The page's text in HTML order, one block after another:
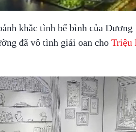
khắc tình bể bình của
đã vô tình giải oan cho Triệu